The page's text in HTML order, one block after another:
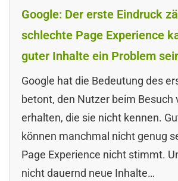
Google: Der erste Eindruck
schlechte Page Experience
guter Inhalte ein Problem
Google hat die Bedeutung des
betont, den Nutzer beim Besuch
erhalten, die sie nicht kennen.
können manchmal nicht genug
Page Experience nicht stimmt.
nicht dauernd neue Inhalte…